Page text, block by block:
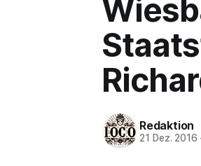
Redaktion
21 Dez. 2016